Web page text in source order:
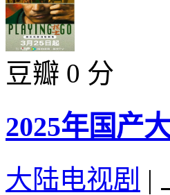
豆瓣 0 分
2025年国产
大陆电视剧 |